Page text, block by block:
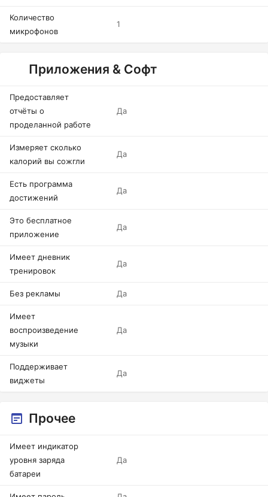
Количество
микрофонов
1
Приложения & Софт
Предоставляет
отчёты о
проделанной работе
Да
Измеряет сколько
калорий вы сожгли
Да
Есть программа
достижений
Да
Это бесплатное
приложение
Да
Имеет дневник
тренировок
Да
Без рекламы Да
Имеет
воспроизведение
музыки
Да
Поддерживает
виджеты
Да
Прочее
Имеет индикатор
уровня заряда
батареи
Да